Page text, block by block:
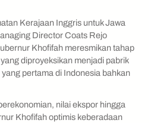
Kerajaan Inggris untuk Jawa
Director Coats Rejo
Khofifah meresmikan tahap
diproyeksikan menjadi pabrik
pertama di Indonesia bahkan
nilai ekspor hingga
Khofifah optimis keberadaan